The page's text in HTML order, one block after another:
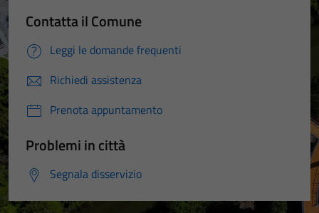
Contatta il Comune
Leggi le domande frequenti
Richiedi assistenza
Prenota appuntamento
Problemi in città
Segnala disservizio